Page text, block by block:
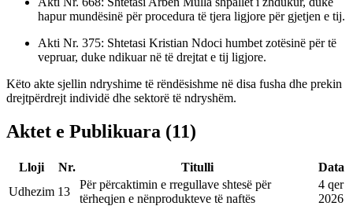
hapur mundësinë për procedura të tjera ligjore për gjetjen e tij.
Akti Nr. 375: Shtetasi Kristian Ndoci humbet zotësinë për të
vepruar, duke ndikuar në të drejtat e tij ligjore.
Këto akte sjellin ndryshime të rëndësishme në disa fusha dhe prekin
drejtpërdrejt individë dhe sektorë të ndryshëm.
Aktet e Publikuara (11)
Lloji Nr. Titulli
Data
Udhezim 13
Për përcaktimin e rregullave shtesë për
tërheqjen e nënprodukteve të naftës
4 qer
2026